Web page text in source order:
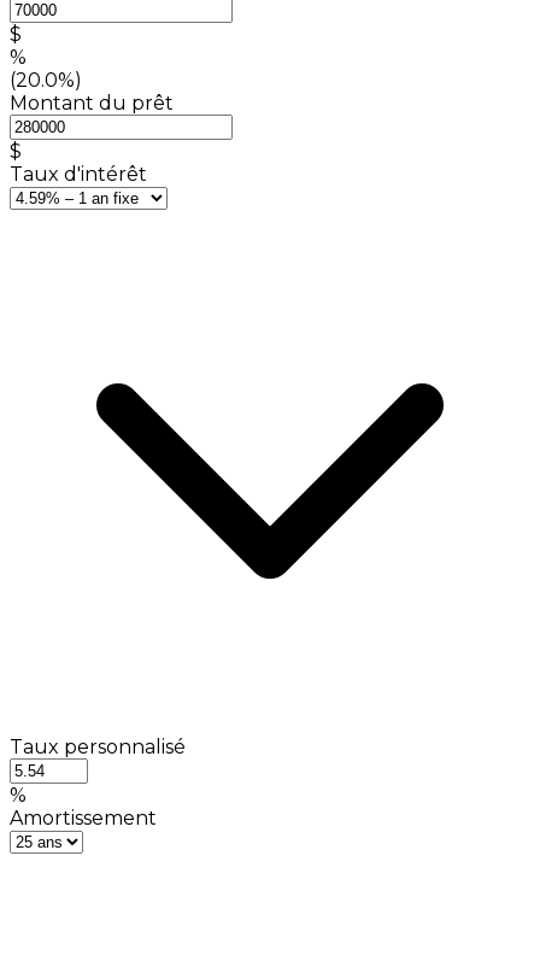
$
%
(20.0%)
Montant du prêt
$
Taux d'intérêt
Taux personnalisé
%
Amortissement